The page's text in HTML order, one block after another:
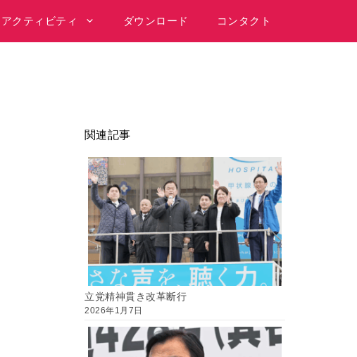
アクティビティ ダウンロード コンタクト
関連記事
立党精神貫き改革断行
2026年1月7日